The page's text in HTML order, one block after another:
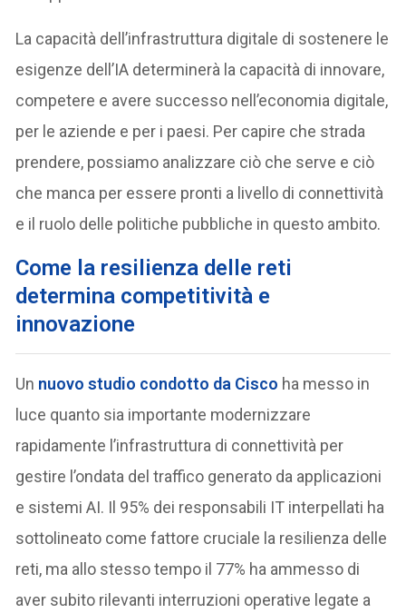
La capacità dell’infrastruttura digitale di sostenere le
esigenze dell’IA determinerà la capacità di innovare,
competere e avere successo nell’economia digitale,
per le aziende e per i paesi. Per capire che strada
prendere, possiamo analizzare ciò che serve e ciò
che manca per essere pronti a livello di connettività
e il ruolo delle politiche pubbliche in questo ambito.
Come la resilienza delle reti
determina competitività e
innovazione
Un nuovo studio condotto da Cisco ha messo in
luce quanto sia importante modernizzare
rapidamente l’infrastruttura di connettività per
gestire l’ondata del traffico generato da applicazioni
e sistemi AI. Il 95% dei responsabili IT interpellati ha
sottolineato come fattore cruciale la resilienza delle
reti, ma allo stesso tempo il 77% ha ammesso di
aver subito rilevanti interruzioni operative legate a